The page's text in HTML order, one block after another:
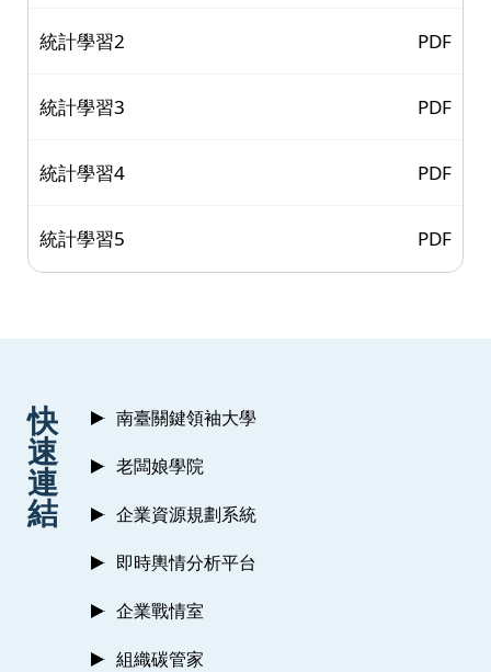
統計學習2 PDF
統計學習3 PDF
統計學習4 PDF
統計學習5 PDF
快
速
連
結
南臺關鍵領袖大學
老闆娘學院
企業資源規劃系統
即時輿情分析平台
企業戰情室
組織碳管家